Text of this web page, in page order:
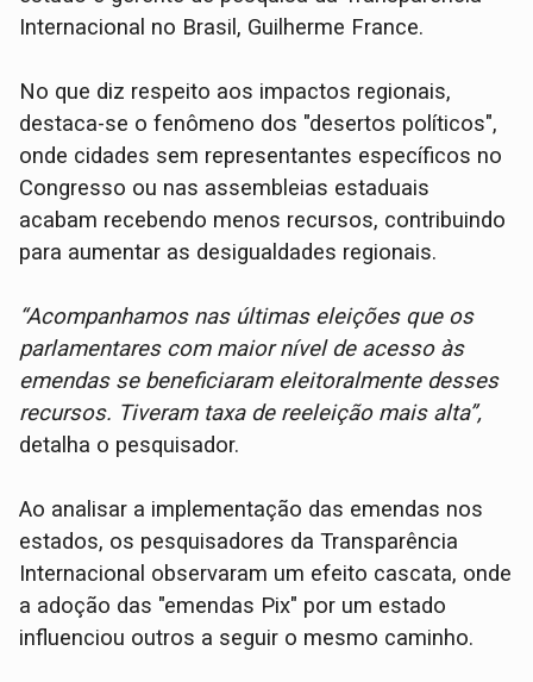
Internacional no Brasil, Guilherme France.
No que diz respeito aos impactos regionais,
destaca-se o fenômeno dos "desertos políticos",
onde cidades sem representantes específicos no
Congresso ou nas assembleias estaduais
acabam recebendo menos recursos, contribuindo
para aumentar as desigualdades regionais.
“Acompanhamos nas últimas eleições que os
parlamentares com maior nível de acesso às
emendas se beneficiaram eleitoralmente desses
recursos. Tiveram taxa de reeleição mais alta”,
detalha o pesquisador.
Ao analisar a implementação das emendas nos
estados, os pesquisadores da Transparência
Internacional observaram um efeito cascata, onde
a adoção das "emendas Pix" por um estado
influenciou outros a seguir o mesmo caminho.